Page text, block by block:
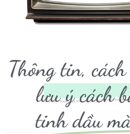
Thông tin,
lưu ý cách
tinh dầu